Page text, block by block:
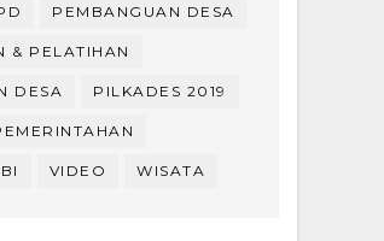
PEMBANGUAN DESA
& PELATIHAN
DESA PILKADES 2019
VIDEO WISATA